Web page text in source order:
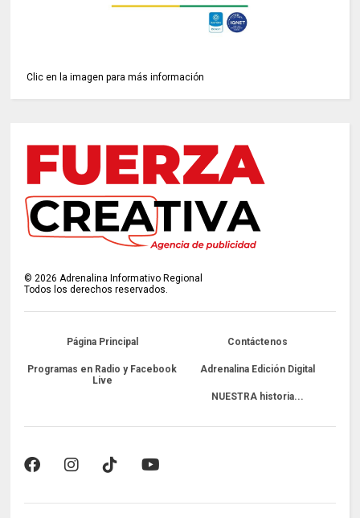
Clic en la imagen para más información
©2026 Adrenalina Informativo Regional
Todos los derechos reservados.
Página Principal Contáctenos
Programas en Radio y Facebook
Live
Adrenalina Edición Digital
NUESTRA historia...